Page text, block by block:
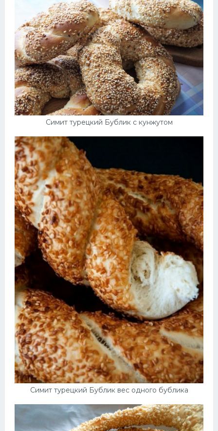
Симит турецкий Бублик с кунжутом
Симит турецкий Бублик вес одного бублика